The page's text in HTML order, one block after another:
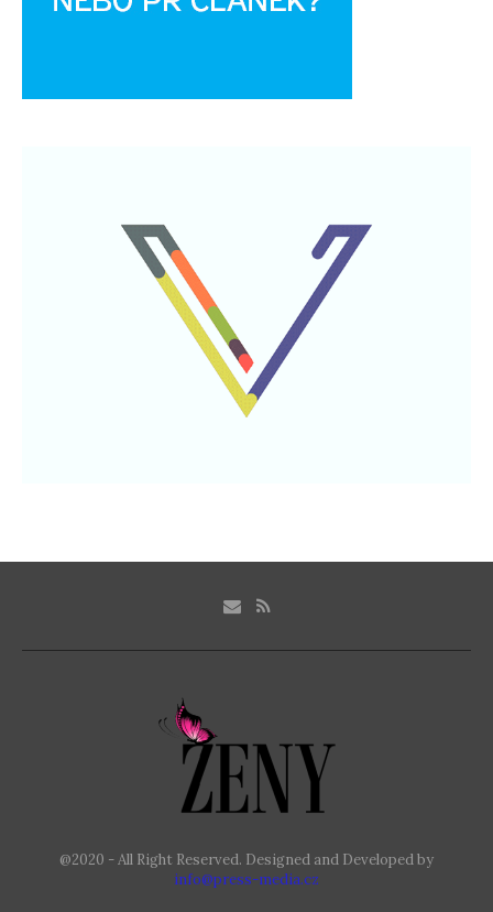
@2020 - All Right Reserved. Designed and Developed by
info@press-media.cz